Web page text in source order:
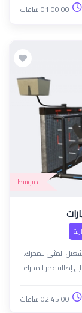
01:00:00 ساعات
متوسط
المثلى للمحرك.
إطالة عمر المحرك.
02:45:00 ساعات